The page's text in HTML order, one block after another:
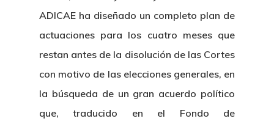
ADICAE ha diseñado un completo plan de
actuaciones para los cuatro meses que
restan antes de la disolución de las Cortes
con motivo de las elecciones generales, en
la búsqueda de un gran acuerdo político
que, traducido en el Fondo de